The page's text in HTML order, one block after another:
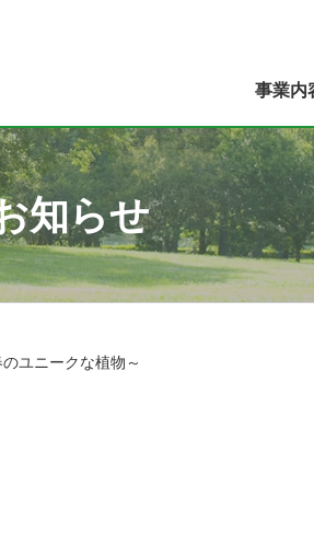
事業内
知らせ
ユニークな植物～